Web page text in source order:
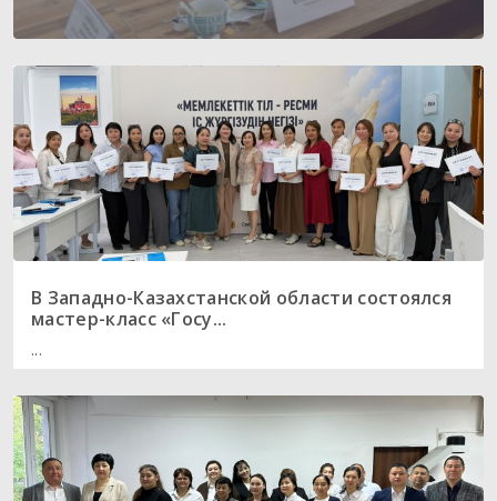
В Западно-Казахстанской области состоялся
мастер-класс «Госу...
...